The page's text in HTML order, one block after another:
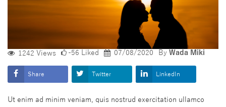
1242 Views -56 Liked 07/08/2020 By Wada Miki
Share Twitter LinkedIn
Ut enim ad minim veniam, quis nostrud exercitation ullamco